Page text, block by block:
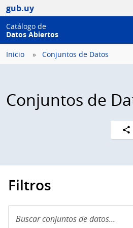
gub.uy
Catálogo de
Datos Abiertos
Inicio Conjuntos de Datos
Conjuntos de
Filtros
conjuntos